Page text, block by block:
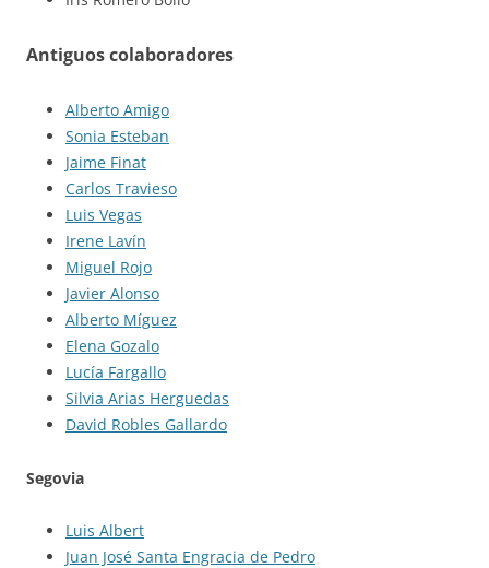
Antiguos colaboradores
Alberto Amigo
Sonia Esteban
Jaime Finat
Carlos Travieso
Luis Vegas
Irene Lavín
Miguel Rojo
Javier Alonso
Alberto Míguez
Elena Gozalo
Lucía Fargallo
Silvia Arias Herguedas
David Robles Gallardo
Segovia
Luis Albert
Juan José Santa Engracia de Pedro